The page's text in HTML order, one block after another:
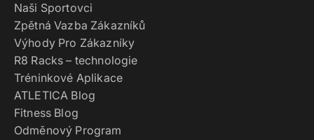
Naši Sportovci
Zpětná Vazba Zákazníků
Výhody Pro Zákazníky
R8 Racks – technologie
Tréninkové Aplikace
ATLETICA Blog
Fitness Blog
Odměnový Program